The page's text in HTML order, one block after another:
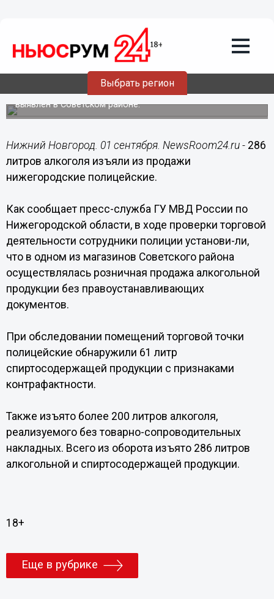
Выбрать регион
286 литров алкоголя изъяли из
продажи нижегородские полицейские
Факт реализации алкоголя и спиртосодержащей
продукции без товарно-сопроводительных документов
выявлен в Советском районе.
Нижний Новгород. 01 сентября. NewsRoom24.ru - 286
литров алкоголя изъяли из продажи
нижегородские полицейские.
Как сообщает пресс-служба ГУ МВД России по
Нижегородской области, в ходе проверки торговой
деятельности сотрудники полиции установи-ли,
что в одном из магазинов Советского района
осуществлялась розничная продажа алкогольной
продукции без правоустанавливающих
документов.
При обследовании помещений торговой точки
полицейские обнаружили 61 литр
спиртосодержащей продукции с признаками
контрафактности.
Также изъято более 200 литров алкоголя,
реализуемого без товарно-сопроводительных
накладных. Всего из оборота изъято 286 литров
алкогольной и спиртосодержащей продукции.
18+
Еще в рубрике